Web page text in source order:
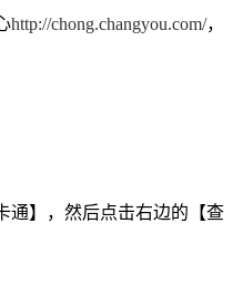
994556597717
108641527783
http://chong.changyou.com/，
通】，然后点击右边的【查